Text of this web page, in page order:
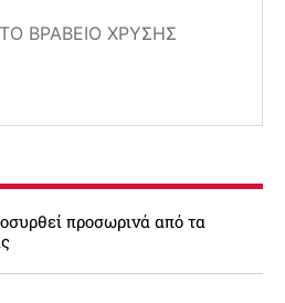
ΒΡΑΒΕΊΟ ΧΡΥΣΉΣ
προσωρινά από τα